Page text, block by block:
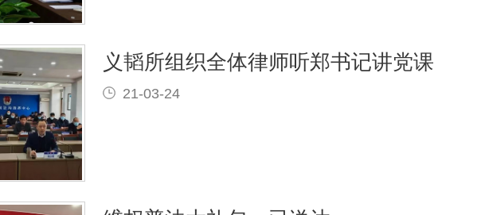
义韬所组织全体律师听郑书记讲党课
21-03-24